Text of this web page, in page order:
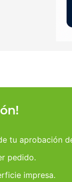
tu aprobación
pedido.
impresa.